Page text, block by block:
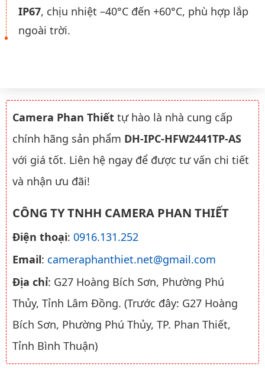
IP67, chịu nhiệt –40°C đến +60°C, phù hợp lắp
ngoài trời.
Camera Phan Thiết tự hào là nhà cung cấp
chính hãng sản phẩm DH-IPC-HFW2441TP-AS
với giá tốt. Liên hệ ngay để được tư vấn chi tiết
và nhận ưu đãi!
CÔNG TY TNHH CAMERA PHAN THIẾT
Điện thoại: 0916.131.252
Email: cameraphanthiet.net@gmail.com
Địa chỉ: G27 Hoàng Bích Sơn, Phường Phú
Thủy, Tỉnh Lâm Đồng. (Trước đây: G27 Hoàng
Bích Sơn, Phường Phú Thủy, TP. Phan Thiết,
Tỉnh Bình Thuận)